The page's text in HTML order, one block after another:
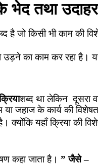
तथा
है जो किसी भी काम की
उड़ने का काम कर रहा है।
शब्द था लेकिन दूसरा
जहाज के कार्य की
क्योंकि यहाँ क्रिया की
कहा जाता है। ”जैसे–